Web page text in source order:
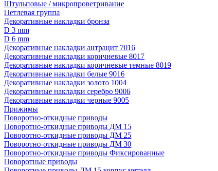
Штульповые / микропроветривание
Петлевая группа
Декоративные накладки бронза
D 3 mm
D 6 mm
Декоративные накладки антрацит 7016
Декоративные накладки коричневые 8017
Декоративные накладки коричневые темные 8019
Декоративные накладки белые 9016
Декоративные накладки золото 1004
Декоративные накладки серебро 9006
Декоративные накладки черные 9005
Прижимы
Поворотно-откидные приводы
Поворотно-откидные приводы ДМ 15
Поворотно-откидные приводы ДМ 25
Поворотно-откидные приводы ДМ 30
Поворотно-откидные приводы Фиксированные
Поворотные приводы